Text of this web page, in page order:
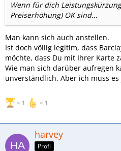
Wenn für dich
Preiserhöhung) OK sind...
Man kann sich auch anstellen.
Ist doch völlig legitim, dass
möchte, dass Du mit Ihrer Karte
Wie man sich darüber aufregen
unverständlich. Aber ich muss
1 1
harvey
Profi